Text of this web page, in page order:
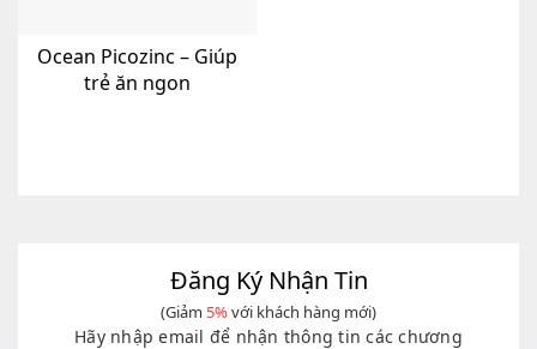
Ocean Picozinc – Giúp
trẻ ăn ngon
Đăng Ký Nhận Tin
(Giảm 5%với khách hàng mới)
Hãy nhập email để nhận thông tin các chương